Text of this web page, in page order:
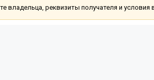
владельца, реквизиты получателя и условия